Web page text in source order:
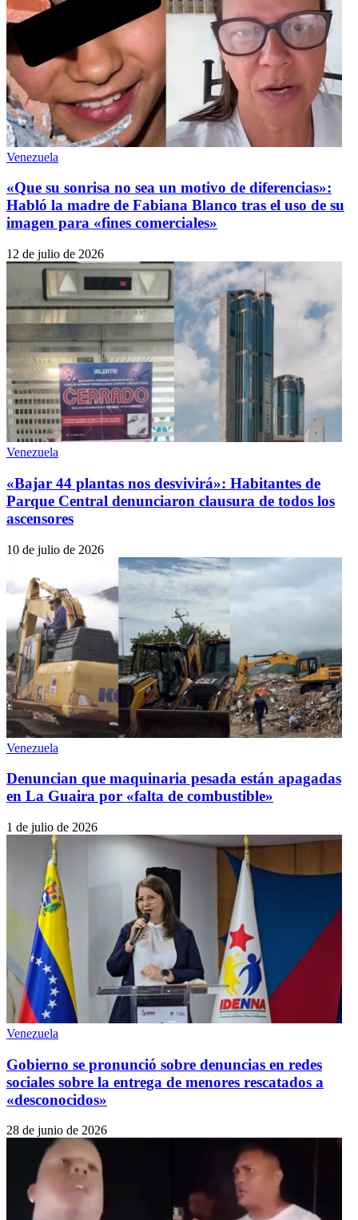
Venezuela
«Que su sonrisa no sea un motivo de diferencias»:
Habló la madre de Fabiana Blanco tras el uso de su
imagen para «fines comerciales»
12 de julio de 2026
Venezuela
«Bajar 44 plantas nos desvivirá»: Habitantes de
Parque Central denunciaron clausura de todos los
ascensores
10 de julio de 2026
Venezuela
Denuncian que maquinaria pesada están apagadas
en La Guaira por «falta de combustible»
1 de julio de 2026
Venezuela
Gobierno se pronunció sobre denuncias en redes
sociales sobre la entrega de menores rescatados a
«desconocidos»
28 de junio de 2026